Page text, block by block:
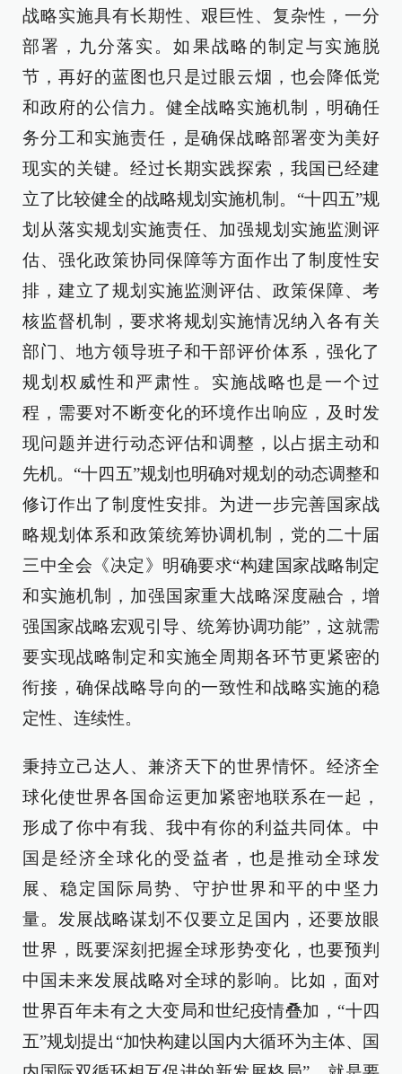
战略实施具有长期性、艰巨性、复杂性，一分
部署，九分落实。如果战略的制定与实施脱
节，再好的蓝图也只是过眼云烟，也会降低党
和政府的公信力。健全战略实施机制，明确任
务分工和实施责任，是确保战略部署变为美好
现实的关键。经过长期实践探索，我国已经建
立了比较健全的战略规划实施机制。“十四五”规
划从落实规划实施责任、加强规划实施监测评
估、强化政策协同保障等方面作出了制度性安
排，建立了规划实施监测评估、政策保障、考
核监督机制，要求将规划实施情况纳入各有关
部门、地方领导班子和干部评价体系，强化了
规划权威性和严肃性。实施战略也是一个过
程，需要对不断变化的环境作出响应，及时发
现问题并进行动态评估和调整，以占据主动和
先机。“十四五”规划也明确对规划的动态调整和
修订作出了制度性安排。为进一步完善国家战
略规划体系和政策统筹协调机制，党的二十届
三中全会《决定》明确要求“构建国家战略制定
和实施机制，加强国家重大战略深度融合，增
强国家战略宏观引导、统筹协调功能”，这就需
要实现战略制定和实施全周期各环节更紧密的
衔接，确保战略导向的一致性和战略实施的稳
定性、连续性。
秉持立己达人、兼济天下的世界情怀。经济全
球化使世界各国命运更加紧密地联系在一起，
形成了你中有我、我中有你的利益共同体。中
国是经济全球化的受益者，也是推动全球发
展、稳定国际局势、守护世界和平的中坚力
量。发展战略谋划不仅要立足国内，还要放眼
世界，既要深刻把握全球形势变化，也要预判
中国未来发展战略对全球的影响。比如，面对
世界百年未有之大变局和世纪疫情叠加，“十四
五”规划提出“加快构建以国内大循环为主体、国